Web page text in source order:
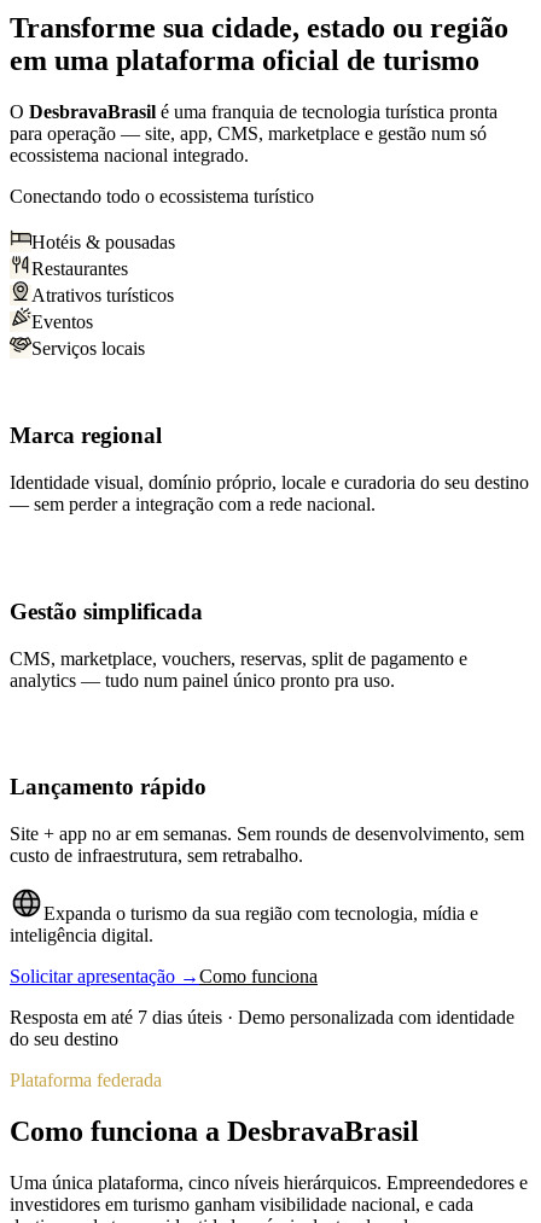
Transforme sua cidade, estado ou região
em uma plataforma oficial de turismo
O DesbravaBrasil é uma franquia de tecnologia turística pronta
para operação — site, app, CMS, marketplace e gestão num só
ecossistema nacional integrado.
Conectando todo o ecossistema turístico
Hotéis & pousadas
Restaurantes
Atrativos turísticos
Eventos
Serviços locais
Marca regional
Identidade visual, domínio próprio, locale e curadoria do seu destino
— sem perder a integração com a rede nacional.
Gestão simplificada
CMS, marketplace, vouchers, reservas, split de pagamento e
analytics — tudo num painel único pronto pra uso.
Lançamento rápido
Site + app no ar em semanas. Sem rounds de desenvolvimento, sem
custo de infraestrutura, sem retrabalho.
Expanda o turismo da sua região com tecnologia, mídia e
inteligência digital.
Solicitar apresentação →Como funciona
Resposta em até 7 dias úteis · Demo personalizada com identidade
do seu destino
Plataforma federada
Como funciona a DesbravaBrasil
Uma única plataforma, cinco níveis hierárquicos. Empreendedores e
investidores em turismo ganham visibilidade nacional, e cada